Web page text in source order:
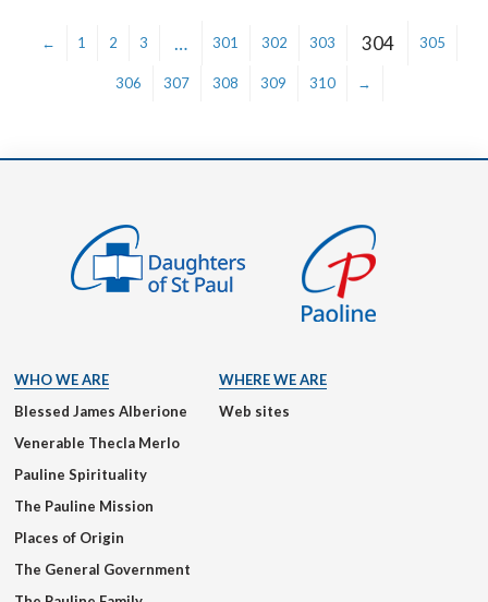
← 1 2 3 … 301 302 303 304 305
306 307 308 309 310 →
WHO WE ARE
Blessed James Alberione
Venerable Thecla Merlo
Pauline Spirituality
The Pauline Mission
Places of Origin
The General Government
WHERE WE ARE
Web sites